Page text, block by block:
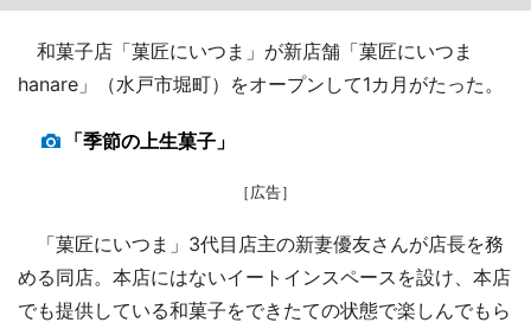
和菓子店「菓匠にいつま」が新店舗「菓匠にいつま
hanare」（水戸市堀町）をオープンして1カ月がたった。
「季節の上生菓子」
［広告］
「菓匠にいつま」3代目店主の新妻優友さんが店長を務
める同店。本店にはないイートインスペースを設け、本店
でも提供している和菓子をできたての状態で楽しんでもら